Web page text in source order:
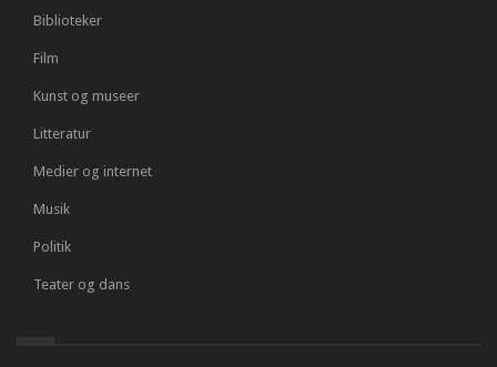
Biblioteker
Film
Kunst og museer
Litteratur
Medier og internet
Musik
Politik
Teater og dans